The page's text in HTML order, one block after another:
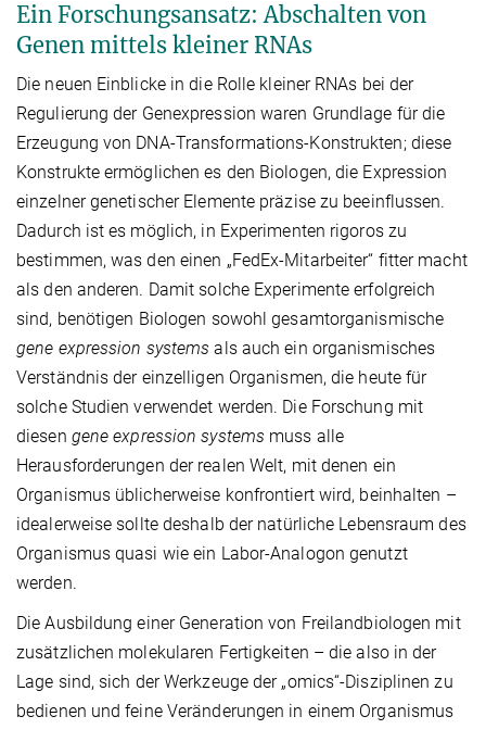
Ein Forschungsansatz: Abschalten von
Genen mittels kleiner RNAs
Die neuen Einblicke in die Rolle kleiner RNAs bei der
Regulierung der Genexpression waren Grundlage für die
Erzeugung von DNA-Transformations-Konstrukten; diese
Konstrukte ermöglichen es den Biologen, die Expression
einzelner genetischer Elemente präzise zu beeinflussen.
Dadurch ist es möglich, in Experimenten rigoros zu
bestimmen, was den einen „FedEx-Mitarbeiter“ fitter macht
als den anderen. Damit solche Experimente erfolgreich
sind, benötigen Biologen sowohl gesamtorganismische
gene expression systems als auch ein organismisches
Verständnis der einzelligen Organismen, die heute für
solche Studien verwendet werden. Die Forschung mit
diesen gene expression systems muss alle
Herausforderungen der realen Welt, mit denen ein
Organismus üblicherweise konfrontiert wird, beinhalten –
idealerweise sollte deshalb der natürliche Lebensraum des
Organismus quasi wie ein Labor-Analogon genutzt
werden.
Die Ausbildung einer Generation von Freilandbiologen mit
zusätzlichen molekularen Fertigkeiten – die also in der
Lage sind, sich der Werkzeuge der „omics“-Disziplinen zu
bedienen und feine Veränderungen in einem Organismus